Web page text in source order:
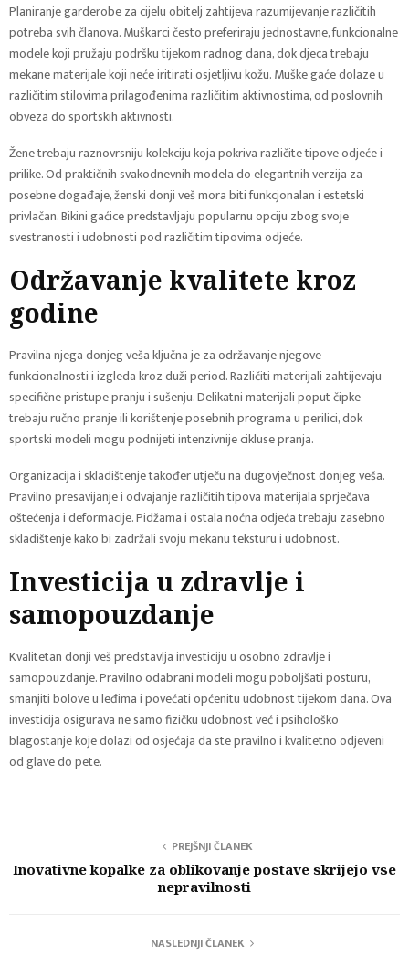
Planiranje garderobe za cijelu obitelj zahtijeva razumijevanje različitih
potreba svih članova. Muškarci često preferiraju jednostavne, funkcionalne
modele koji pružaju podršku tijekom radnog dana, dok djeca trebaju
mekane materijale koji neće iritirati osjetljivu kožu. Muške gaće dolaze u
različitim stilovima prilagođenima različitim aktivnostima, od poslovnih
obveza do sportskih aktivnosti.
Žene trebaju raznovrsniju kolekciju koja pokriva različite tipove odjeće i
prilike. Od praktičnih svakodnevnih modela do elegantnih verzija za
posebne događaje, ženski donji veš mora biti funkcjonalan i estetski
privlačan. Bikini gaćice predstavljaju popularnu opciju zbog svoje
svestranosti i udobnosti pod različitim tipovima odjeće.
Održavanje kvalitete kroz
godine
Pravilna njega donjeg veša ključna je za održavanje njegove
funkcionalnosti i izgleda kroz duži period. Različiti materijali zahtijevaju
specifične pristupe pranju i sušenju. Delikatni materijali poput čipke
trebaju ručno pranje ili korištenje posebnih programa u perilici, dok
sportski modeli mogu podnijeti intenzivnije cikluse pranja.
Organizacija i skladištenje također utječu na dugovječnost donjeg veša.
Pravilno presavijanje i odvajanje različitih tipova materijala sprječava
oštećenja i deformacije. Pidžama i ostala noćna odjeća trebaju zasebno
skladištenje kako bi zadržali svoju mekanu teksturu i udobnost.
Investicija u zdravlje i
samopouzdanje
Kvalitetan donji veš predstavlja investiciju u osobno zdravlje i
samopouzdanje. Pravilno odabrani modeli mogu poboljšati posturu,
smanjiti bolove u leđima i povećati općenitu udobnost tijekom dana. Ova
investicija osigurava ne samo fizičku udobnost već i psihološko
blagostanje koje dolazi od osjećaja da ste pravilno i kvalitetno odjeveni
od glave do pete.
PREJŠNJI ČLANEK
Inovativne kopalke za oblikovanje postave skrijejo vse
nepravilnosti
NASLEDNJI ČLANEK